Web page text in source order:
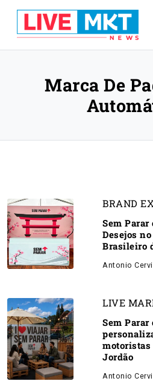
Marca De
BRAND
Sem
Desejos
Brasileiro
Antonio Cervi
LIVE
Sem
motoristas
Jordão
Antonio Cervi